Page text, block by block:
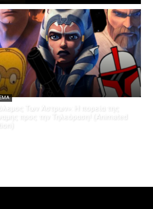
Των Άστρων»: Η πορεία της
προς την Τηλεόραση! (Animated